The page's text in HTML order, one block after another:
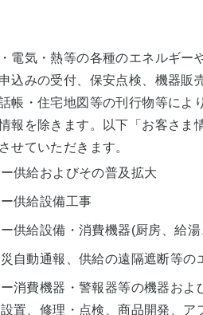
電気・熱等の各種のエネルギー
込みの受付、保安点検、機器販
帳・住宅地図等の刊行物等に
報を除きます。以下「お客さま
せていただきます。
供給およびその普及拡大
供給設備工事
供給設備・消費機器(厨房、給
自動通報、供給の遠隔遮断等
消費機器・警報器等の機器お
置、修理・点検、商品開発、ア